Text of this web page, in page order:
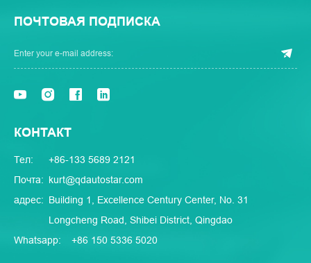
ПОЧТОВАЯ ПОДПИСКА
КОНТАКТ
Тел:
+86-133 5689 2121
Почта: kurt@qdautostar.com
адрес: Building 1, Excellence Century Center, No. 31
Longcheng Road, Shibei District, Qingdao
Whatsapp:
+86 150 5336 5020